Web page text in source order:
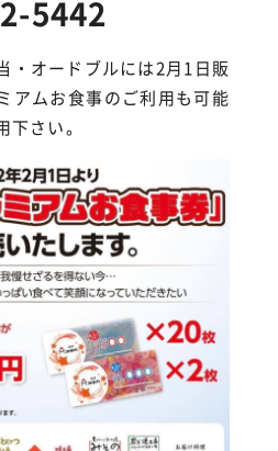
5442
・オードブルには2月1日販
アムお食事のご利用も可能
さい。